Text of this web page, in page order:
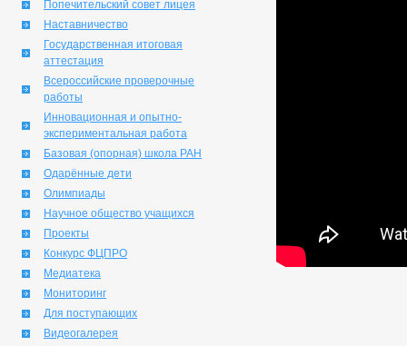
Попечительский совет лицея
Наставничество
Государственная итоговая
аттестация
Всероссийские проверочные
работы
Инновационная и опытно-
экспериментальная работа
Базовая (опорная) школа РАН
Одарённые дети
Олимпиады
Научное общество учащихся
Проекты
Конкурс ФЦПРО
Медиатека
Мониторинг
Для поступающих
Видеогалерея